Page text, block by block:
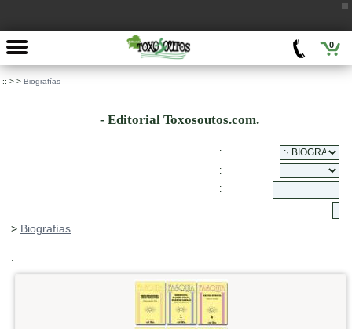
0
:: > > Biografías
- Editorial Toxosoutos.com.
:
:
:
> Biografías
: